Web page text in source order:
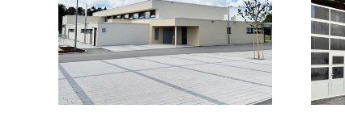
Feuerwehrgerätehaus,
Wurmlingen